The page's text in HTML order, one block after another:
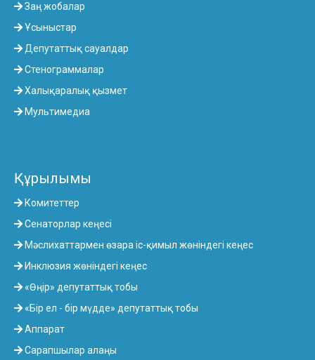
Заң жобалар
Ұсыныстар
Депутаттық сауалдар
Стенограммалар
Халықаралық қызмет
Мультимедиа
Құрылымы
Комитеттер
Сенаторлар кеңесі
Мәслихаттармен өзара іс-қимыл жөніндегі кеңес
Инклюзия жөніндегі кеңес
«Өңір» депутаттық тобы
«Бір ел - бір мүдде» депутаттық тобы
Аппарат
Сарапшылар алаңы